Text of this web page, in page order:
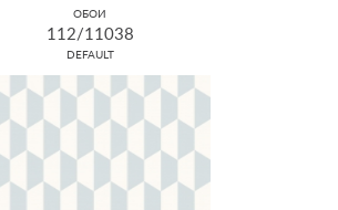
ОБОИ
112/11038
DEFAULT